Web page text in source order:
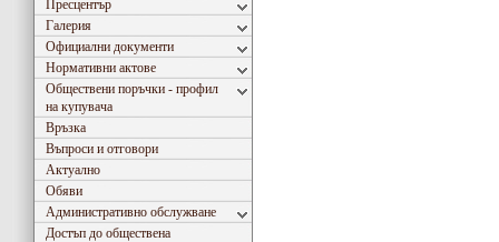
Пресцентър
Галерия
Официални документи
Нормативни актове
Обществени поръчки - профил
на купувача
Връзка
Въпроси и отговори
Актуално
Обяви
Административно обслужване
Достъп до обществена